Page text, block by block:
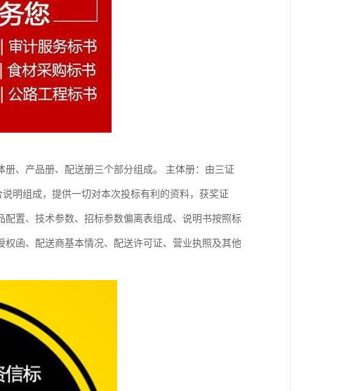
、产品册、配送册三个部分组成。 主体册：由三证
明组成，提供一切对本次投标有利的资料，获奖证
置、技术参数、招标参数偏离表组成、说明书按照标
函、配送商基本情况、配送许可证、营业执照及其他